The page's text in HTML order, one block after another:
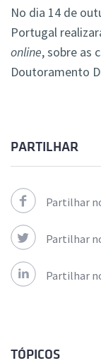
No dia 14 de
Portugal
online, sobre as
Doutoramento
PARTILHAR
Partilhar
Partilhar
Partilhar
TÓPICOS